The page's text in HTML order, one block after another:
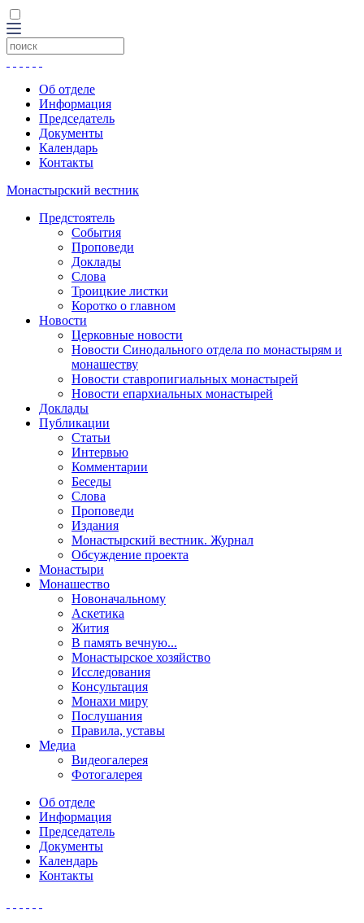
Об отделе
Информация
Председатель
Документы
Календарь
Контакты
Монастырский вестник
Предстоятель
События
Проповеди
Доклады
Слова
Троицкие листки
Коротко о главном
Новости
Церковные новости
Новости Синодального отдела по монастырям и
монашеству
Новости ставропигиальных монастырей
Новости епархиальных монастырей
Доклады
Публикации
Статьи
Интервью
Комментарии
Беседы
Слова
Проповеди
Издания
Монастырский вестник. Журнал
Обсуждение проекта
Монастыри
Монашество
Новоначальному
Аскетика
Жития
В память вечную...
Монастырское хозяйство
Исследования
Консультация
Монахи миру
Послушания
Правила, уставы
Медиа
Видеогалерея
Фотогалерея
Об отделе
Информация
Председатель
Документы
Календарь
Контакты